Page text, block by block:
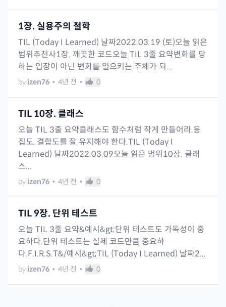
1장. 실용주의 철학
TIL (Today I Learned) 날짜2022.03.19 (토)오늘 읽은
범위추천사1장. 깨끗한 코드오늘 TIL 3줄 요약변화를 당
하는 입장이 아닌 변화를 일으키는 주체가 되...
by izen76 • 4년 전 • 0
TIL 10장. 클래스
오늘 TIL 3줄 요약클래스도 함수처럼 작게 만들어라.응
집도, 결합도를 잘 유지해야 한다.TIL (Today I
Learned) 날짜2022.03.09오늘 읽은 범위10장. 클래
스...
by izen76 • 4년 전 • 0
TIL 9장. 단위 테스트
오늘 TIL 3줄 요약&예시&gt;단위 테스트도 가독성이 중
요하다.단위 테스트는 실제 코드만큼 중요하
다.F.I.R.S.T&/예시&gt;TIL (Today I Learned) 날짜2...
by izen76 • 4년 전 • 0